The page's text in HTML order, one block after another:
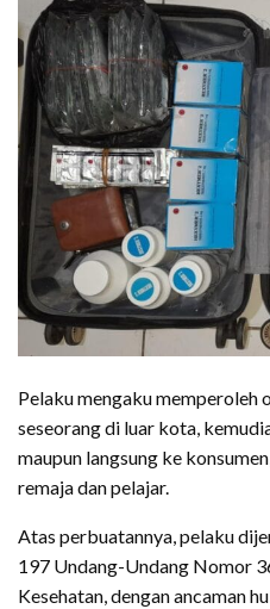
Pelaku mengaku
seseorang di luar kota,
maupun langsung ke
remaja dan pelajar.
Atas perbuatannya, pelaku
197 Undang-Undang Nomor
Kesehatan, dengan ancaman